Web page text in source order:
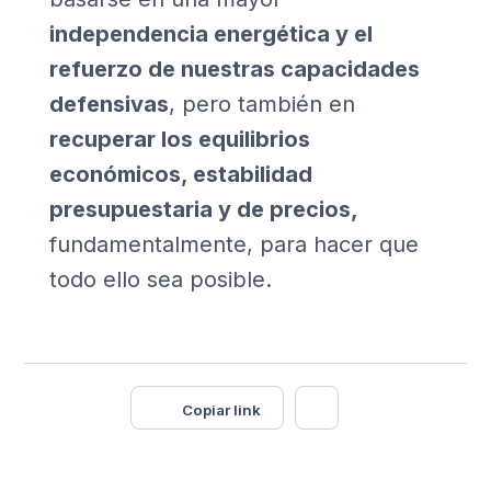
independencia energética y el
refuerzo de nuestras capacidades
defensivas, pero también en
recuperar los equilibrios
económicos, estabilidad
presupuestaria y de precios,
fundamentalmente, para hacer que
todo ello sea posible.
Copiar link